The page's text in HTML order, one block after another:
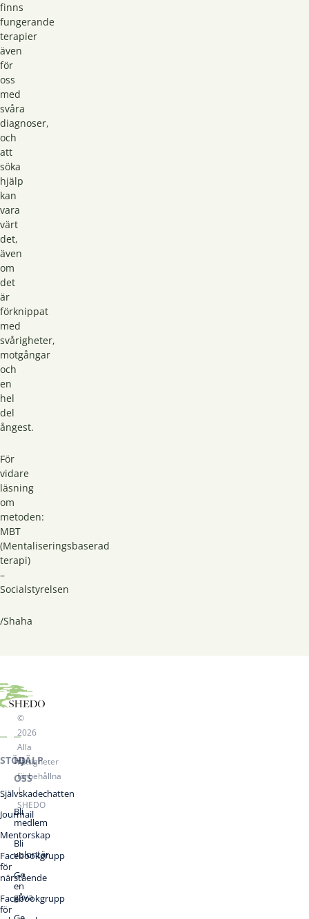
finns
fungerande
terapier
även
för
oss
med
svåra
diagnoser,
och
att
söka
hjälp
kan
vara
värt
det,
även
om
det
är
förknippat
med
svårigheter,
motgångar
och
en
hel
del
ångest.
För
vidare
läsning
om
metoden:
MBT
(Mentaliseringsbaserad
terapi)
–
Socialstyrelsen
/Shaha
STÖD
Självskadechatten
Jourmail
Mentorskap
Facebookgrupp
för
närstående
Facebookgrupp
för
HJÄLP
OSS
Bli
medlem
Bli
volontär
Ge
en
gåva
©
2026
Alla
rättigheter
förbehållna
|
SHEDO